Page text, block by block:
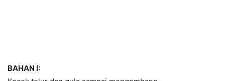
BAHAN I: